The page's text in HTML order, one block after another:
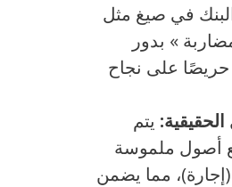
في صيغ مثل
» بدور
حريصًا على نجاح
يتم
أصول ملموسة
(إجارة)، مما يضمن